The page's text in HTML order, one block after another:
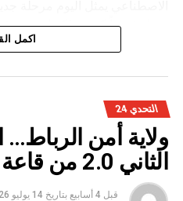
تحمل فرصاً كبيرة، لكنها تفرض
وأوضح شي جينبينغ أن تطوير
على أربعة مبادئ أساسية، تتمثل
التنمية المدفوعة بالابتكار،
استخدام التكنولوجيا بشكل
والثقافات، إضافة إلى تعزيز
عالمية للحوكمة.
اكمل
التحدي 24
ولاية أمن الرباط…
الثاني 2.0 من قاعة القيادة والتنسيق
قبل 4 أسابيع بتاريخ 14 يوليو 2026